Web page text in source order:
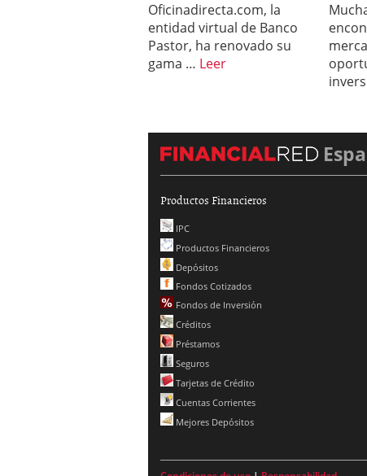
Oficinadirecta.com, la
entidad virtual de Banco
Pastor, ha renovado su
gama … Leer
Productos Financieros
IPC
Productos Financieros
Depósitos
Fondos Cotizados
Fondos de Inversión
Créditos
Préstamos
Seguros
Tarjetas de Crédito
Cuentas Corrientes
Mejores Depósitos